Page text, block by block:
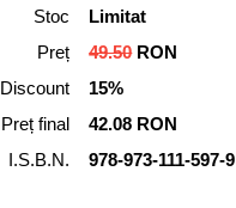
Stoc
Limitat
Preț
49.50RON
Discount
15%
Preț final
42.08 RON
I.S.B.N.
978-973-111-597-9